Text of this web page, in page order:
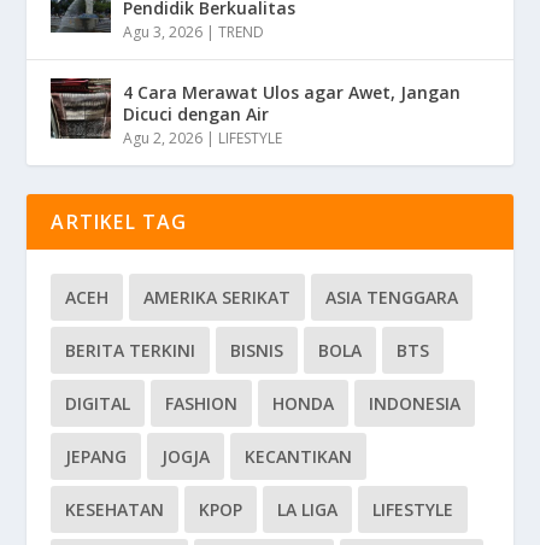
Pendidik Berkualitas
Agu 3, 2026 |TREND
4 Cara Merawat Ulos agar Awet, Jangan
Dicuci dengan Air
Agu 2, 2026 | LIFESTYLE
ARTIKEL TAG
ACEH AMERIKA SERIKAT ASIA TENGGARA
BERITA TERKINI BISNIS BOLA BTS
DIGITAL FASHION HONDA INDONESIA
JEPANG JOGJA KECANTIKAN
KESEHATAN KPOP LA LIGA LIFESTYLE